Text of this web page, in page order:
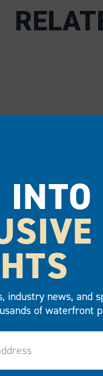
EZ
INTO
industry news, and
of waterfront